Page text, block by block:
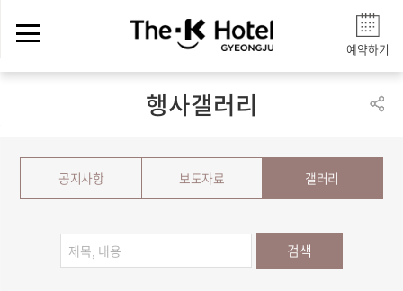
예약하기
행사갤러리
공지사항 보도자료 갤러리
검색